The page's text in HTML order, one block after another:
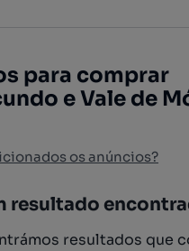
para comprar
e Vale de
os anúncios?
resultado
resultados que